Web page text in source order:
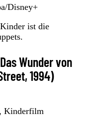
Disney+
ist die
Wunder von
1994)
Kinderfilm